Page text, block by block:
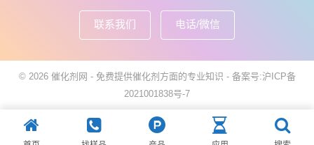
联系我们 电话/微信
© 2026 催化剂网 - 免费提供催化剂方面的专业知识 - 备案号:沪ICP备
2021001838号-7